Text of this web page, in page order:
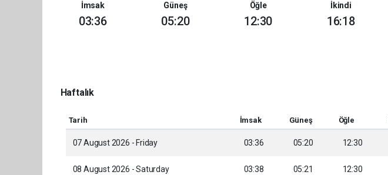
İmsak
03:36
Güneş
05:20
Öğle
12:30
İkindi
16:18
Haftalık
Tarih İmsak Güneş Öğle
07 August 2026 - Friday 03:36 05:20 12:30
08 August 2026 - Saturday 03:38 05:21 12:30